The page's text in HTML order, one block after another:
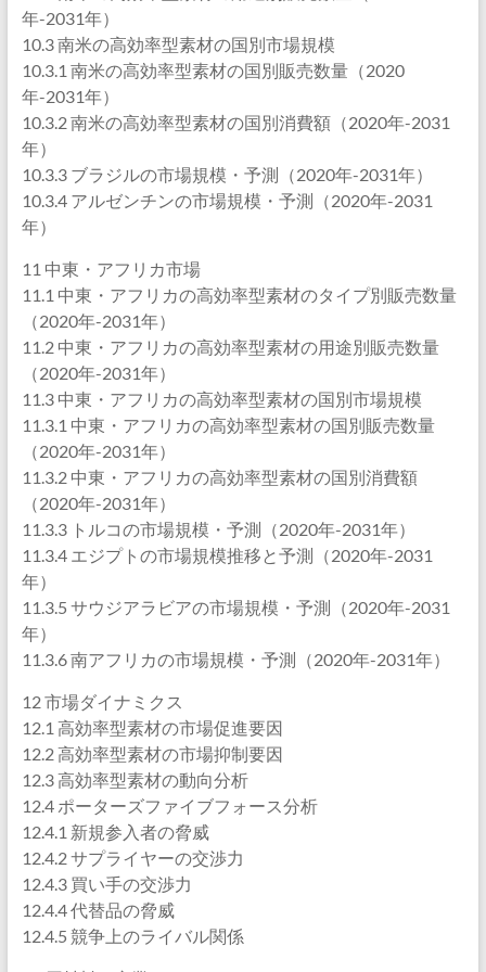
年-2031年）
10.3 南米の高効率型素材の国別市場規模
10.3.1 南米の高効率型素材の国別販売数量（2020
年-2031年）
10.3.2 南米の高効率型素材の国別消費額（2020年-2031
年）
10.3.3 ブラジルの市場規模・予測（2020年-2031年）
10.3.4 アルゼンチンの市場規模・予測（2020年-2031
年）
11 中東・アフリカ市場
11.1 中東・アフリカの高効率型素材のタイプ別販売数量
（2020年-2031年）
11.2 中東・アフリカの高効率型素材の用途別販売数量
（2020年-2031年）
11.3 中東・アフリカの高効率型素材の国別市場規模
11.3.1 中東・アフリカの高効率型素材の国別販売数量
（2020年-2031年）
11.3.2 中東・アフリカの高効率型素材の国別消費額
（2020年-2031年）
11.3.3 トルコの市場規模・予測（2020年-2031年）
11.3.4 エジプトの市場規模推移と予測（2020年-2031
年）
11.3.5 サウジアラビアの市場規模・予測（2020年-2031
年）
11.3.6 南アフリカの市場規模・予測（2020年-2031年）
12 市場ダイナミクス
12.1 高効率型素材の市場促進要因
12.2 高効率型素材の市場抑制要因
12.3 高効率型素材の動向分析
12.4 ポーターズファイブフォース分析
12.4.1 新規参入者の脅威
12.4.2 サプライヤーの交渉力
12.4.3 買い手の交渉力
12.4.4 代替品の脅威
12.4.5 競争上のライバル関係